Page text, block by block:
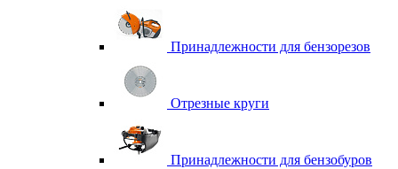
Принадлежности для бензорезов
Отрезные круги
Принадлежности для бензобуров